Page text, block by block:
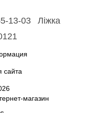
13-03
Ліжка
сайта
магазин